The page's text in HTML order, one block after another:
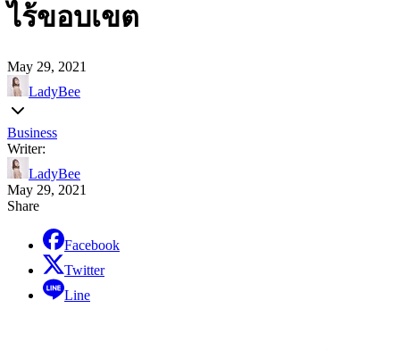
ไร้ขอบเขต
May 29, 2021
LadyBee
Business
Writer:
LadyBee
May 29, 2021
Share
Facebook
Twitter
Line